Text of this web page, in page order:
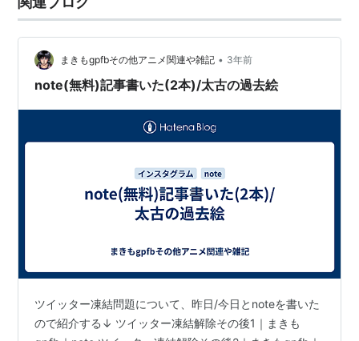
まきもgpfbその他アニメ関連や雑記 • 3年前
note(無料)記事書いた(2本)/太古の過去絵
ツイッター凍結問題について、昨日/今日とnoteを書いた
ので紹介する↓ ツイッター凍結解除その後1｜まきも